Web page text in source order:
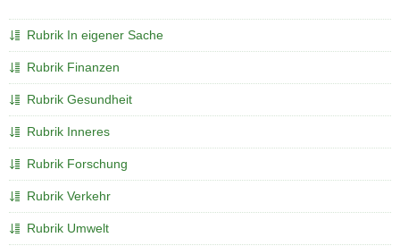
r
e
i
n
d
e
N
a
v
a
t
i
i
c
h
Rubrik In eigener Sache
Rubrik Finanzen
Rubrik Gesundheit
Rubrik Inneres
Rubrik Forschung
Rubrik Verkehr
Rubrik Umwelt